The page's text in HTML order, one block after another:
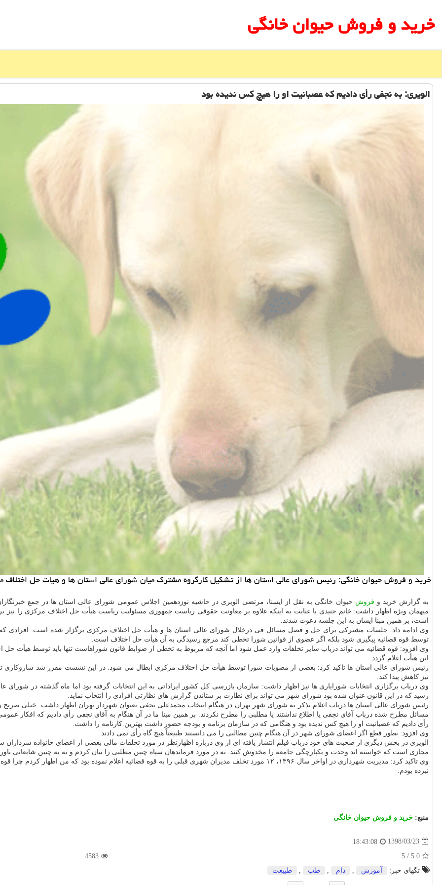
خرید و فروش حیوان خانگی
الویری: به نجفی رأی دادیم كه عصبانیت او را هیچ كس ندیده بود
خرید و فروش حیوان خانگی: رئیس شورای عالی استان ها از تشكیل كارگروه مشترك میان شورای عالی استان ها و هیات حل اختلاف
به گزارش خرید و فروش حیوان خانگی به نقل از ایسنا، مرتضی الویری در حاشیه نوزدهمین اجلاس عمومی شورای عالی استان ها در جمع
میهمان ویژه اظهار داشت: خانم جنیدی با عنایت به اینكه علاوه بر معاونت حقوقی ریاست جمهوری مسئولیت ریاست هیأت حل اختلاف مركزی را نیز
است، بر همین مبنا ایشان به این جلسه دعوت شدند.
وی ادامه داد: جلسات مشتركی برای حل و فصل مسائل فی درخلال شورای عالی استان ها و هیأت حل اختلاف مركزی برگزار شده است. افرادی
توسط قوه قضائیه پیگیری شود بلكه اگر عضوی از قوانین شورا تخطی كند مرجع رسیدگی به آن هیأت حل اختلاف است.
وی افزود: قوه قضائیه می تواند درباب سایر تخلفات وارد عمل شود اما آنچه كه مربوط به تخطی از ضوابط قانون شوراهاست تنها باید توسط
این هیأت اعلام گردد.
رئیس شورای عالی استان ها تاكید كرد: بعضی از مصوبات شورا توسط هیأت حل اختلاف مركزی ابطال می شود. در این نشست مقرر شد سازوكاری
نیز كاهش پیدا كند.
رسید كه در این قانون عنوان شده بود شورای شهر می تواند برای نظارت بر ستاندن گزارش های نظارتی افرادی را انتخاب نماید.
رئیس شورای عالی استان ها درباب اعلام تذكر به شورای شهر تهران در هنگام انتخاب محمدعلی نجفی بعنوان شهردار تهران اظهار داشت: خیلی
مسائل مطرح شده درباب آقای نجفی یا اطلاع نداشتند یا مطلبی را مطرح نكردند. بر همین مبنا ما در آن هنگام به آقای نجفی رأی دادیم كه افكار
رأی دادیم كه عصبانیت او را هیچ كس ندیده بود و هنگامی كه در سازمان برنامه و بودجه حضور داشت بهترین كارنامه را داشت.
وی افزود: بطور قطع اگر اعضای شورای شهر در آن هنگام چنین مطالبی را می دانستند طبیعتاً هیچ گاه رأی نمی دادند.
الویری در بخش دیگری از صحبت های خود درباب فیلم انتشار یافته ای از وی درباره اظهارنظر در مورد تخلفات مالی بعضی از اعضای خانواده
مجازی است كه خواسته اند وحدت و یكپارچگی جامعه را مخدوش كنند. نه در مورد فرماندهان سپاه چنین مطلبی را بیان كردم و نه به چنین شایعاتی
وی تاكید كرد: مدیریت شهرداری در اواخر سال ۱۳۹۶، ۱۲ مورد تخلف مدیران شهری قبلی را به قوه قضائیه اعلام نموده
نبرده بودم.
منبع: خرید و فروش حیوان خانگی
1398/03/23
18:43:08
5.0
/
5
4583
تگهای خبر:
آموزش دام طب طبیعت